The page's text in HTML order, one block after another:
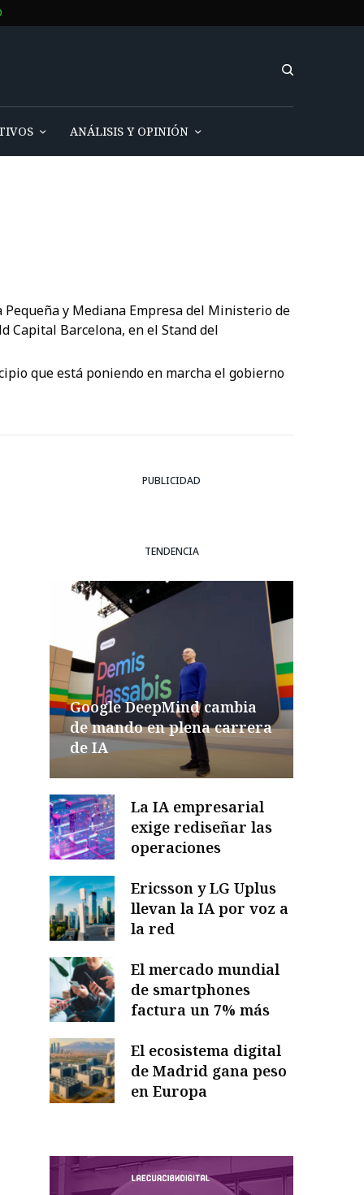
ANÁLISIS Y OPINIÓN
y Mediana Empresa del Ministerio de
Capital Barcelona, en el Stand del
que está poniendo en marcha el gobierno
PUBLICIDAD
TENDENCIA
Google DeepMind cambia
de mando en plena carrera
de IA
La IA empresarial
exige rediseñar las
operaciones
Ericsson y LG Uplus
llevan la IA por voz a
la red
El mercado mundial
de smartphones
factura un 7% más
El ecosistema digital
de Madrid gana peso
en Europa